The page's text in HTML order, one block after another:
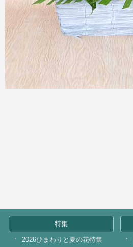
特集
2026ひまわりと夏の花特集